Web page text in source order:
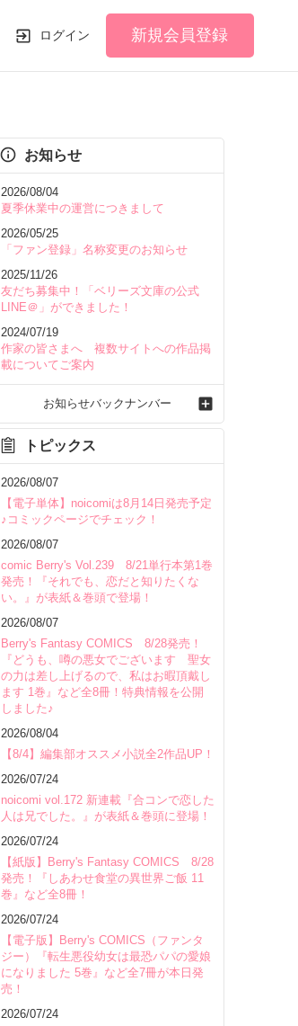
ログイン 新規会員登録
お知らせ
2026/08/04
夏季休業中の運営につきまして
2026/05/25
「ファン登録」名称変更のお知らせ
2025/11/26
友だち募集中！「ベリーズ文庫の公式
LINE＠」ができました！
2024/07/19
作家の皆さまへ 複数サイトへの作品掲
載についてご案内
お知らせバックナンバー
トピックス
2026/08/07
【電子単体】noicomiは8月14日発売予定
♪コミックページでチェック！
2026/08/07
comic Berry's Vol.239 8/21単行本第1巻
発売！『それでも、恋だと知りたくな
い。』が表紙＆巻頭で登場！
2026/08/07
Berry's Fantasy COMICS 8/28発売！
『どうも、噂の悪女でございます 聖女
の力は差し上げるので、私はお暇頂戴し
ます 1巻』など全8冊！特典情報を公開
しました♪
2026/08/04
【8/4】編集部オススメ小説全2作品UP！
2026/07/24
noicomi vol.172 新連載『合コンで恋した
人は兄でした。』が表紙＆巻頭に登場！
2026/07/24
【紙版】Berry's Fantasy COMICS 8/28
発売！『しあわせ食堂の異世界ご飯 11
巻』など全8冊！
2026/07/24
【電子版】Berry's COMICS（ファンタ
ジー）『転生悪役幼女は最恐パパの愛娘
になりました 5巻』など全7冊が本日発
売！
2026/07/24